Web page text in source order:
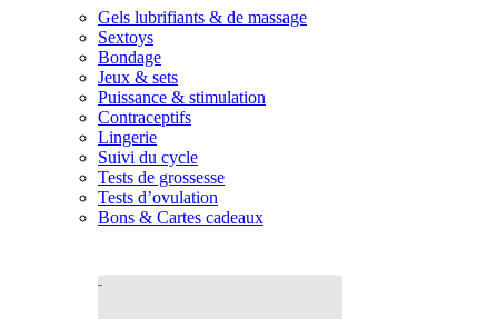
Gels lubrifiants & de massage
Sextoys
Bondage
Jeux & sets
Puissance & stimulation
Contraceptifs
Lingerie
Suivi du cycle
Tests de grossesse
Tests d’ovulation
Bons & Cartes cadeaux